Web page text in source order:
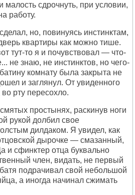
сдрочнуть, при условии,
работу.
но, повинуясь инстинктам,
квартиры как можно тише.
тут-то я и почувствовал — что-
не знаю, не инстинктов, но чего-
комнату была закрыта не
и заглянул. От увиденного
рту пересохло.
простынях, раскинув ноги
рукой долбил свое
дилдаком. Я увидел, как
дырочке — смазанный,
и сфинктер отца буквально
член, видать, не первый
подрачивал свой небольшой
а иногда начинал сжимать